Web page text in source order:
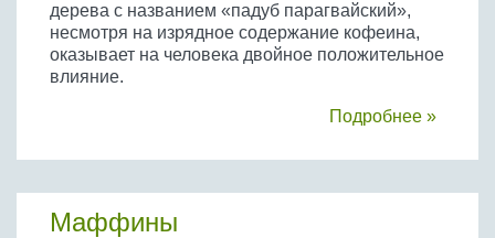
дерева с названием «падуб парагвайский»,
несмотря на изрядное содержание кофеина,
оказывает на человека двойное положительное
влияние.
Подробнее »
Маффины